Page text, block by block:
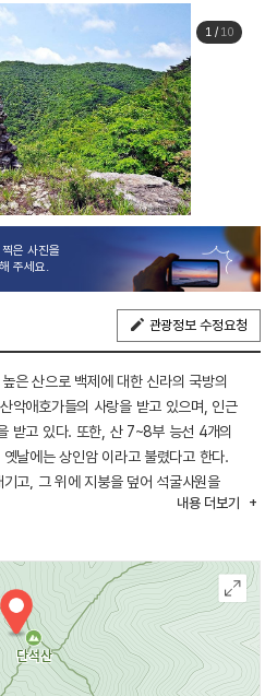
1/ 10
은 사진을
주세요.
관광정보 수정요청
은 산으로 백제에 대한 신라의 국방의
악애호가들의 사랑을 받고 있으며, 인근
받고 있다. 또한, 산 7~8부 능선 4개의
날에는 상인암 이라고 불렸다고 한다.
고, 그 위에 지붕을 덮어 석굴사원을
는 단석사(斷石寺)라고 부른다. 내부의
내용 더보기